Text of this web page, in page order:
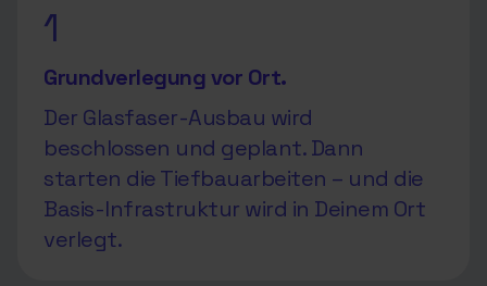
1
Grundverlegung vor Ort.
Der Glasfaser-Ausbau wird
beschlossen und geplant. Dann
starten die Tiefbauarbeiten – und die
Basis-Infrastruktur wird in Deinem Ort
verlegt.